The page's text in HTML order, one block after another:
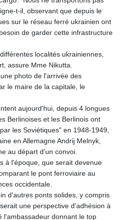
t-il, observant que depuis le
sur le réseau ferré ukrainien ont
de garder cette infrastructure
localités ukrainiennes,
assure Mme Nikutta.
photo de l'arrivée des
le maire de la capitale, le
aujourd'hui, depuis 4 longues
Berlinoises et les Berlinois ont
les Soviétiques" en 1948-1949,
en Allemagne Andrij Melnyk,
au départ d'un convoi.
à l'époque, que serait devenue
le pont ferroviaire au
occidentale.
d'autres ponts solides, y compris
une perspective d'adhésion à
l'ambassadeur donnant le top